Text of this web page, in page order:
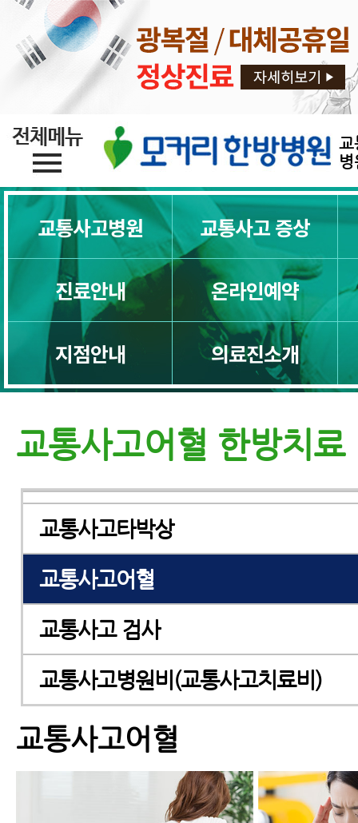
교
교통사고병원 교통사고 증상
진료안내 온라인예약
지점안내 의료진소개
교통사고어혈 한방치료
교통사고후유증 한방치료
교통사고디스크
교통사고목통증
교통사고일자목
교통사고목디스크
교통사고허리통증
교통사고허리디스크
교통사고근육통
교통사고다리저림
교통사고타박상
교통사고어혈
교통사고 검사
교통사고병원비(교통사고치료비)
교통사고어혈